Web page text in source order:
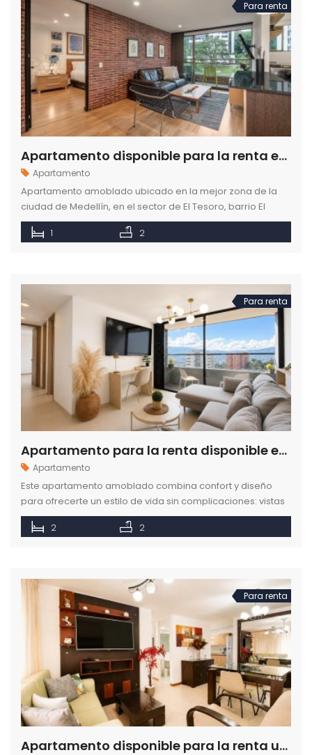
Para renta
Apartamento disponible para la renta en el sector de El Tesoro en Medellín
Apartamento
Apartamento amoblado ubicado en la mejor zona de la
ciudad de Medellín, en el sector de El Tesoro, barrio El
Poblado.
1 2
Para renta
Apartamento para la renta disponible en la ciudad de Medellín en el sector Las Palmas
Apartamento
Este apartamento amoblado combina confort y diseño
para ofrecerte un estilo de vida sin complicaciones: vistas
privilegiadas, cercanía a restaurantes y centros
comerciales, y la calma de las montañas a minutos de la
2 2
Para renta
Apartamento disponible para la renta ubicado en el sector de La Mota en Medellín